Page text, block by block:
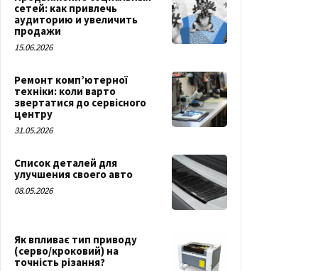
сетей: как привлечь
аудиторию и увеличить
продажи
15.06.2026
Ремонт комп’ютерної
техніки: коли варто
звертатися до сервісного
центру
31.05.2026
Список деталей для
улучшения своего авто
08.05.2026
Як впливає тип приводу
(серво/кроковий) на
точність різання?